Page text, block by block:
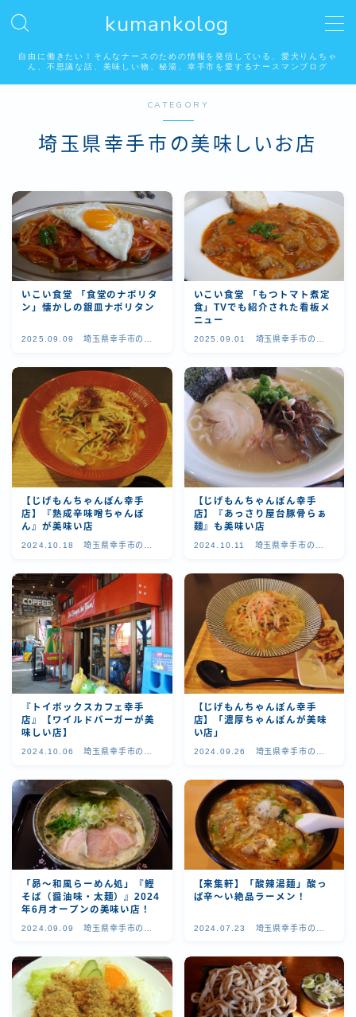
kumankolog
自由に働きたい！そんなナースのための情報を発信している、愛犬りんちゃ
ん、不思議な話、美味しい物、秘湯、幸手市を愛するナースマンブログ
MENU
看護師はみんな好き？怖い話系
りんちゃんの居る生活
埼玉県幸手市の美味しいお店
秘湯温泉
幸手市権現堂桜堤
空き家 相続 借金 介護
ゆるラン
埼玉県杉戸町の美味しいお店
埼玉県春日部市の美味い店
茨城県のおいしいお店
秘境探しの旅へ
HOME
お問い合わせ
CATEGORY
埼玉県幸手市の美味しいお店
いこい食堂 「食堂のナポリタ
ン」懐かしの銀皿ナポリタン
2025.09.09
埼玉県幸手市の美
いこい食堂 「もつトマト煮定
食」TVでも紹介された看板メ
ニュー
2025.09.01
埼玉県幸手市の美
【じげもんちゃんぽん幸手
店】『熟成辛味噌ちゃんぽ
ん』が美味い店
2024.10.18
埼玉県幸手市の美
【じげもんちゃんぽん幸手
店】『あっさり屋台豚骨らぁ
麺』も美味い店
2024.10.11
埼玉県幸手市の美
『トイボックスカフェ幸手
店』【ワイルドバーガーが美
味しい店】
2024.10.06
埼玉県幸手市の美
【じげもんちゃんぽん幸手
店】「濃厚ちゃんぽんが美味
い店」
2024.09.26
埼玉県幸手市の美
「昴～和風らーめん処」『鰹
そば（醤油味・太麺）』2024
年6月オープンの美味い店！
2024.09.09
埼玉県幸手市の美
【来集軒】「酸辣湯麺」酸っ
ぱ辛～い絶品ラーメン！
2024.07.23
埼玉県幸手市の美